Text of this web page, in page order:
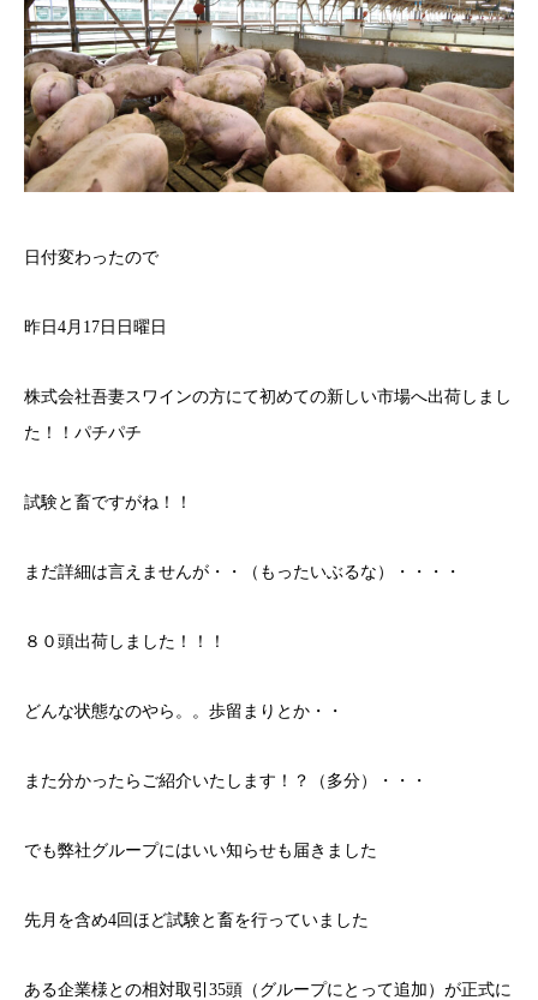
日付変わったので
昨日4月17日日曜日
株式会社吾妻スワインの方にて初めての新しい市場へ出荷しまし
た！！パチパチ
試験と畜ですがね！！
まだ詳細は言えませんが・・（もったいぶるな）・・・・
８０頭出荷しました！！！
どんな状態なのやら。。歩留まりとか・・
また分かったらご紹介いたします！？（多分）・・・
でも弊社グループにはいい知らせも届きました
先月を含め4回ほど試験と畜を行っていました
ある企業様との相対取引35頭（グループにとって追加）が正式に